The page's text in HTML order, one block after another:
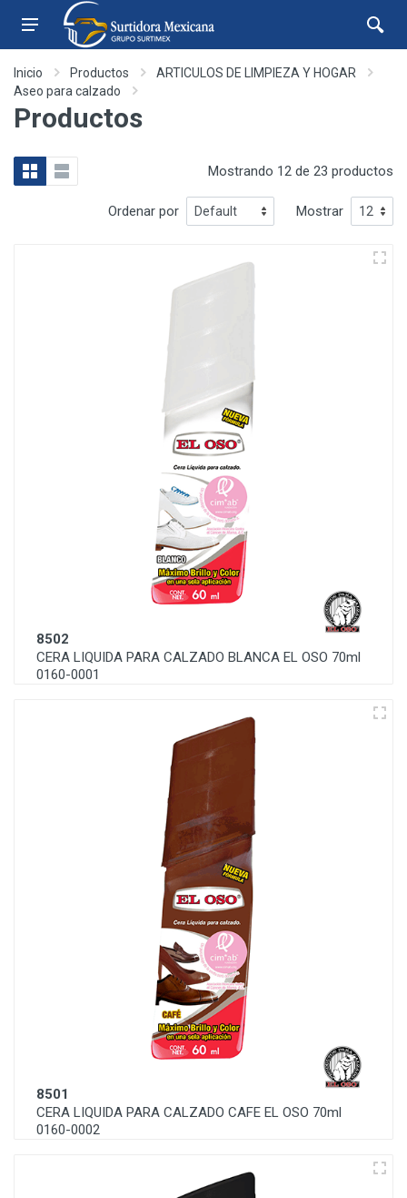
Inicio Productos
ARTICULOS DE LIMPIEZA Y HOGAR
Aseo para calzado
Productos
Mostrando 12 de 23 productos
Ordenar por Mostrar
8502
CERA LIQUIDA PARA CALZADO BLANCA EL OSO 70ml
0160-0001
8501
CERA LIQUIDA PARA CALZADO CAFE EL OSO 70ml
0160-0002